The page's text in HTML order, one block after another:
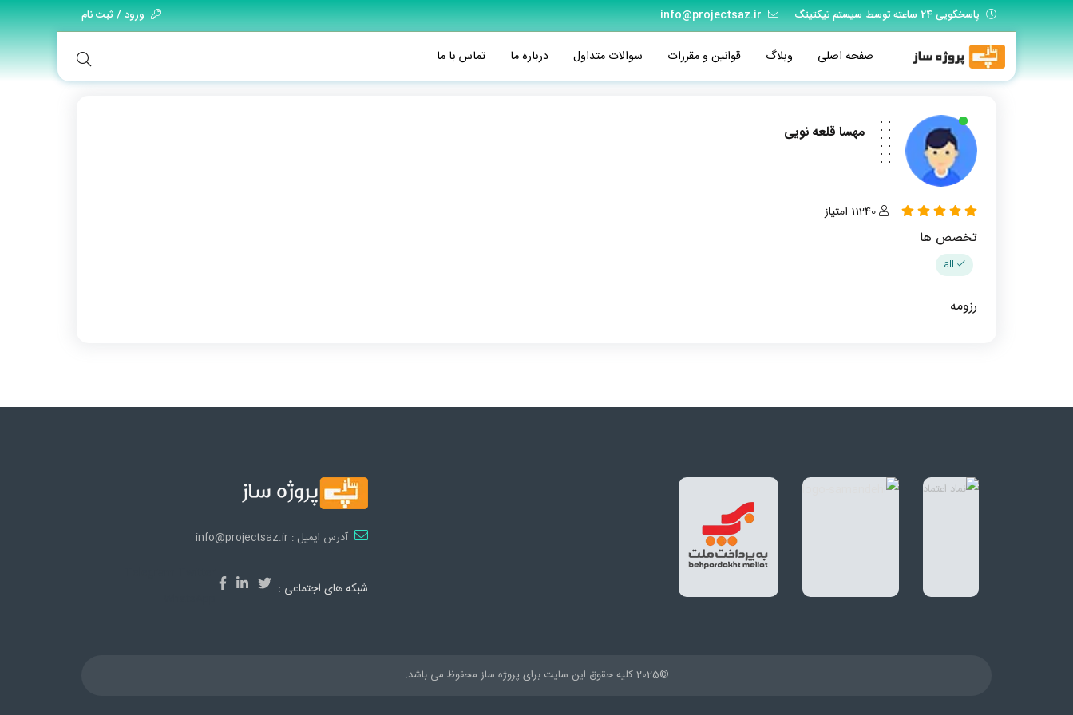
پاسخگویی 24 ساعته توسط سیستم تیکتینگ info@projectsaz.ir ورود / ثبت نام
صفحه اصلی وبلاگ قوانین و مقررات سوالات متداول درباره ما تماس با ما
مهسا قلعه نویی
11240 امتیاز
تخصص ها
all
رزومه
آدرس ایمیل : info@projectsaz.ir
شبکه های اجتماعی :
©2025 کلیه حقوق این سایت برای پروژه ساز محفوظ می باشد.